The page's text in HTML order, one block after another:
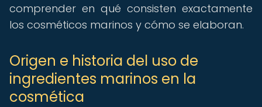
comprender en qué consisten exactamente
los cosméticos marinos y cómo se elaboran.
Origen e historia del uso de
ingredientes marinos en la
cosmética